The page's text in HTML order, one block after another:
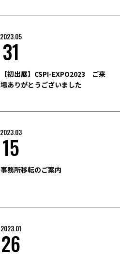
2023.05
31
【初出展】CSPI-EXPO2023 ご来
場ありがとうございました
2023.03
15
事務所移転のご案内
2023.01
26